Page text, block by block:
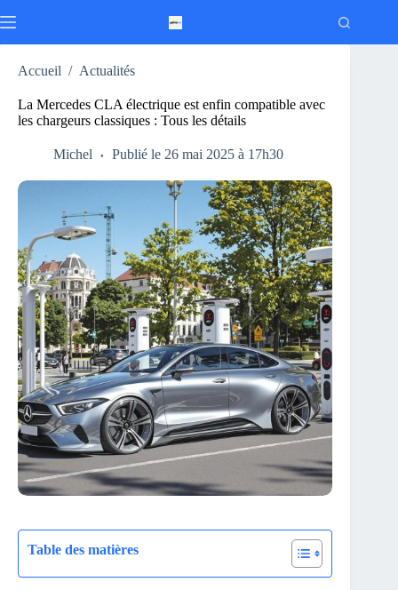
au
Accueil / Actualités
La Mercedes CLA électrique est enfin compatible avec
les chargeurs classiques : Tous les détails
Michel Publié le 26 mai 2025 à 17h30
Table des matières